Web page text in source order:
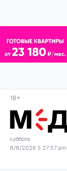
18+
суббота
8/8/2026 5:27:58 am